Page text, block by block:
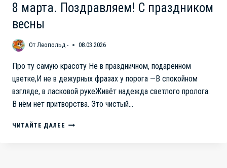
8 марта. Поздравляем! С праздником
весны
От Леопольд - 08.03.2026
Про ту самую красоту Не в праздничном, подаренном
цветке,И не в дежурных фразах у порога —В спокойном
взгляде, в ласковой рукеЖивёт надежда светлого пролога.
В нём нет притворства. Это чистый…
ЧИТАЙТЕ ДАЛЕЕ